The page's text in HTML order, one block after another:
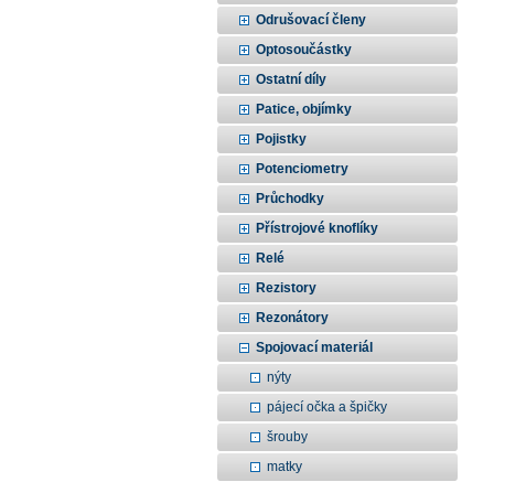
Odrušovací členy
Optosoučástky
Ostatní díly
Patice, objímky
Pojistky
Potenciometry
Průchodky
Přístrojové knoflíky
Relé
Rezistory
Rezonátory
Spojovací materiál
nýty
pájecí očka a špičky
šrouby
matky